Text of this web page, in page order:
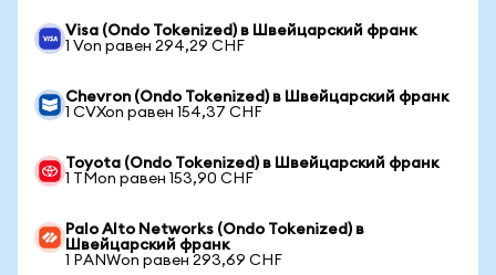
Visa (Ondo Tokenized) в Швейцарский франк
1 Von равен 294,29 CHF
Chevron (Ondo Tokenized) в Швейцарский франк
1 CVXon равен 154,37 CHF
Toyota (Ondo Tokenized) в Швейцарский франк
1 TMon равен 153,90 CHF
Palo Alto Networks (Ondo Tokenized) в
Швейцарский франк
1 PANWon равен 293,69 CHF